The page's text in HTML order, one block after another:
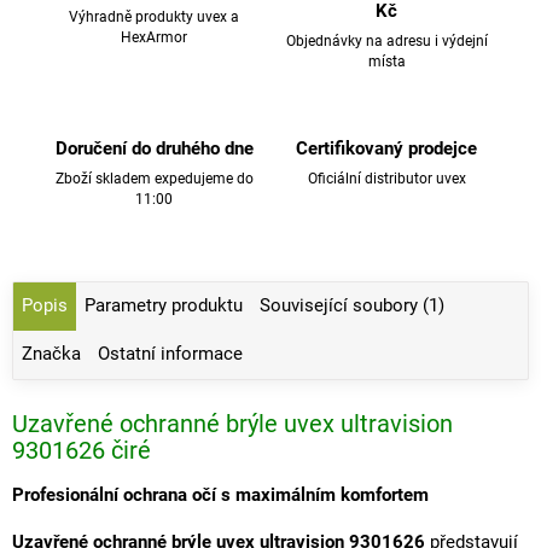
Výhradně produkty uvex a
HexArmor
Kč
Objednávky na adresu i výdejní
místa
Doručení do druhého dne
Zboží skladem expedujeme do
11:00
Certifikovaný prodejce
Oficiální distributor uvex
Popis Parametry produktu Související soubory (1)
Značka Ostatní informace
Uzavřené ochranné brýle uvex ultravision
9301626 čiré
Profesionální ochrana očí s maximálním komfortem
Uzavřené ochranné brýle uvex ultravision 9301626 představují